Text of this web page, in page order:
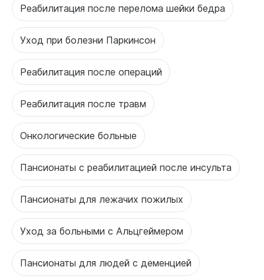
Реабилитация после перелома шейки бедра
Уход при болезни Паркинсон
Реабилитация после операций
Реабилитация после травм
Онкологические больные
Пансионаты с реабилитацией после инсульта
Пансионаты для лежачих пожилых
Уход за больными с Альцгеймером
Пансионаты для людей с деменцией